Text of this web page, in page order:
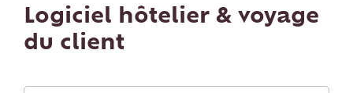
Logiciel hôtelier & voyage
du client